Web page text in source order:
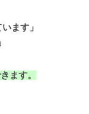
ます」
ます。